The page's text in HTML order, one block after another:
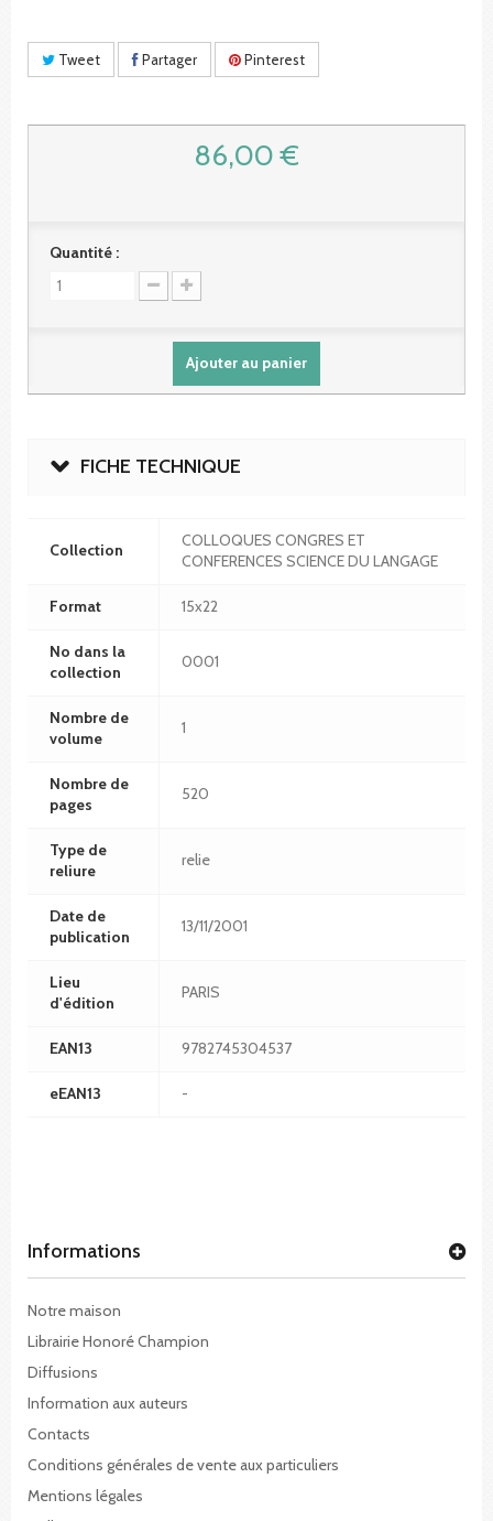
Tweet Partager Pinterest
86,00 €
Quantité :
Ajouter au panier
FICHE TECHNIQUE
Collection
COLLOQUES CONGRES ET
CONFERENCES SCIENCE DU LANGAGE
Format 15x22
No dans la
collection
0001
Nombre de
volume
1
Nombre de
pages
520
Type de
reliure
relie
Date de
publication
13/11/2001
Lieu
d'édition
PARIS
EAN13 9782745304537
eEAN13 -
Informations
Notre maison
Librairie Honoré Champion
Diffusions
Information aux auteurs
Contacts
Conditions générales de vente aux particuliers
Mentions légales